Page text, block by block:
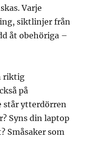
Varje
siktlinjer från
åt obehöriga –
riktig
på
står ytterdörren
Syns din laptop
Småsaker som